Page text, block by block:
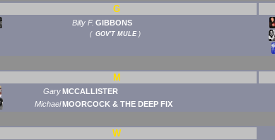
G
Billy F. GIBBONS
( GOV'T MULE)
M
Gary MCCALLISTER
Michael MOORCOCK & THE DEEP FIX
W